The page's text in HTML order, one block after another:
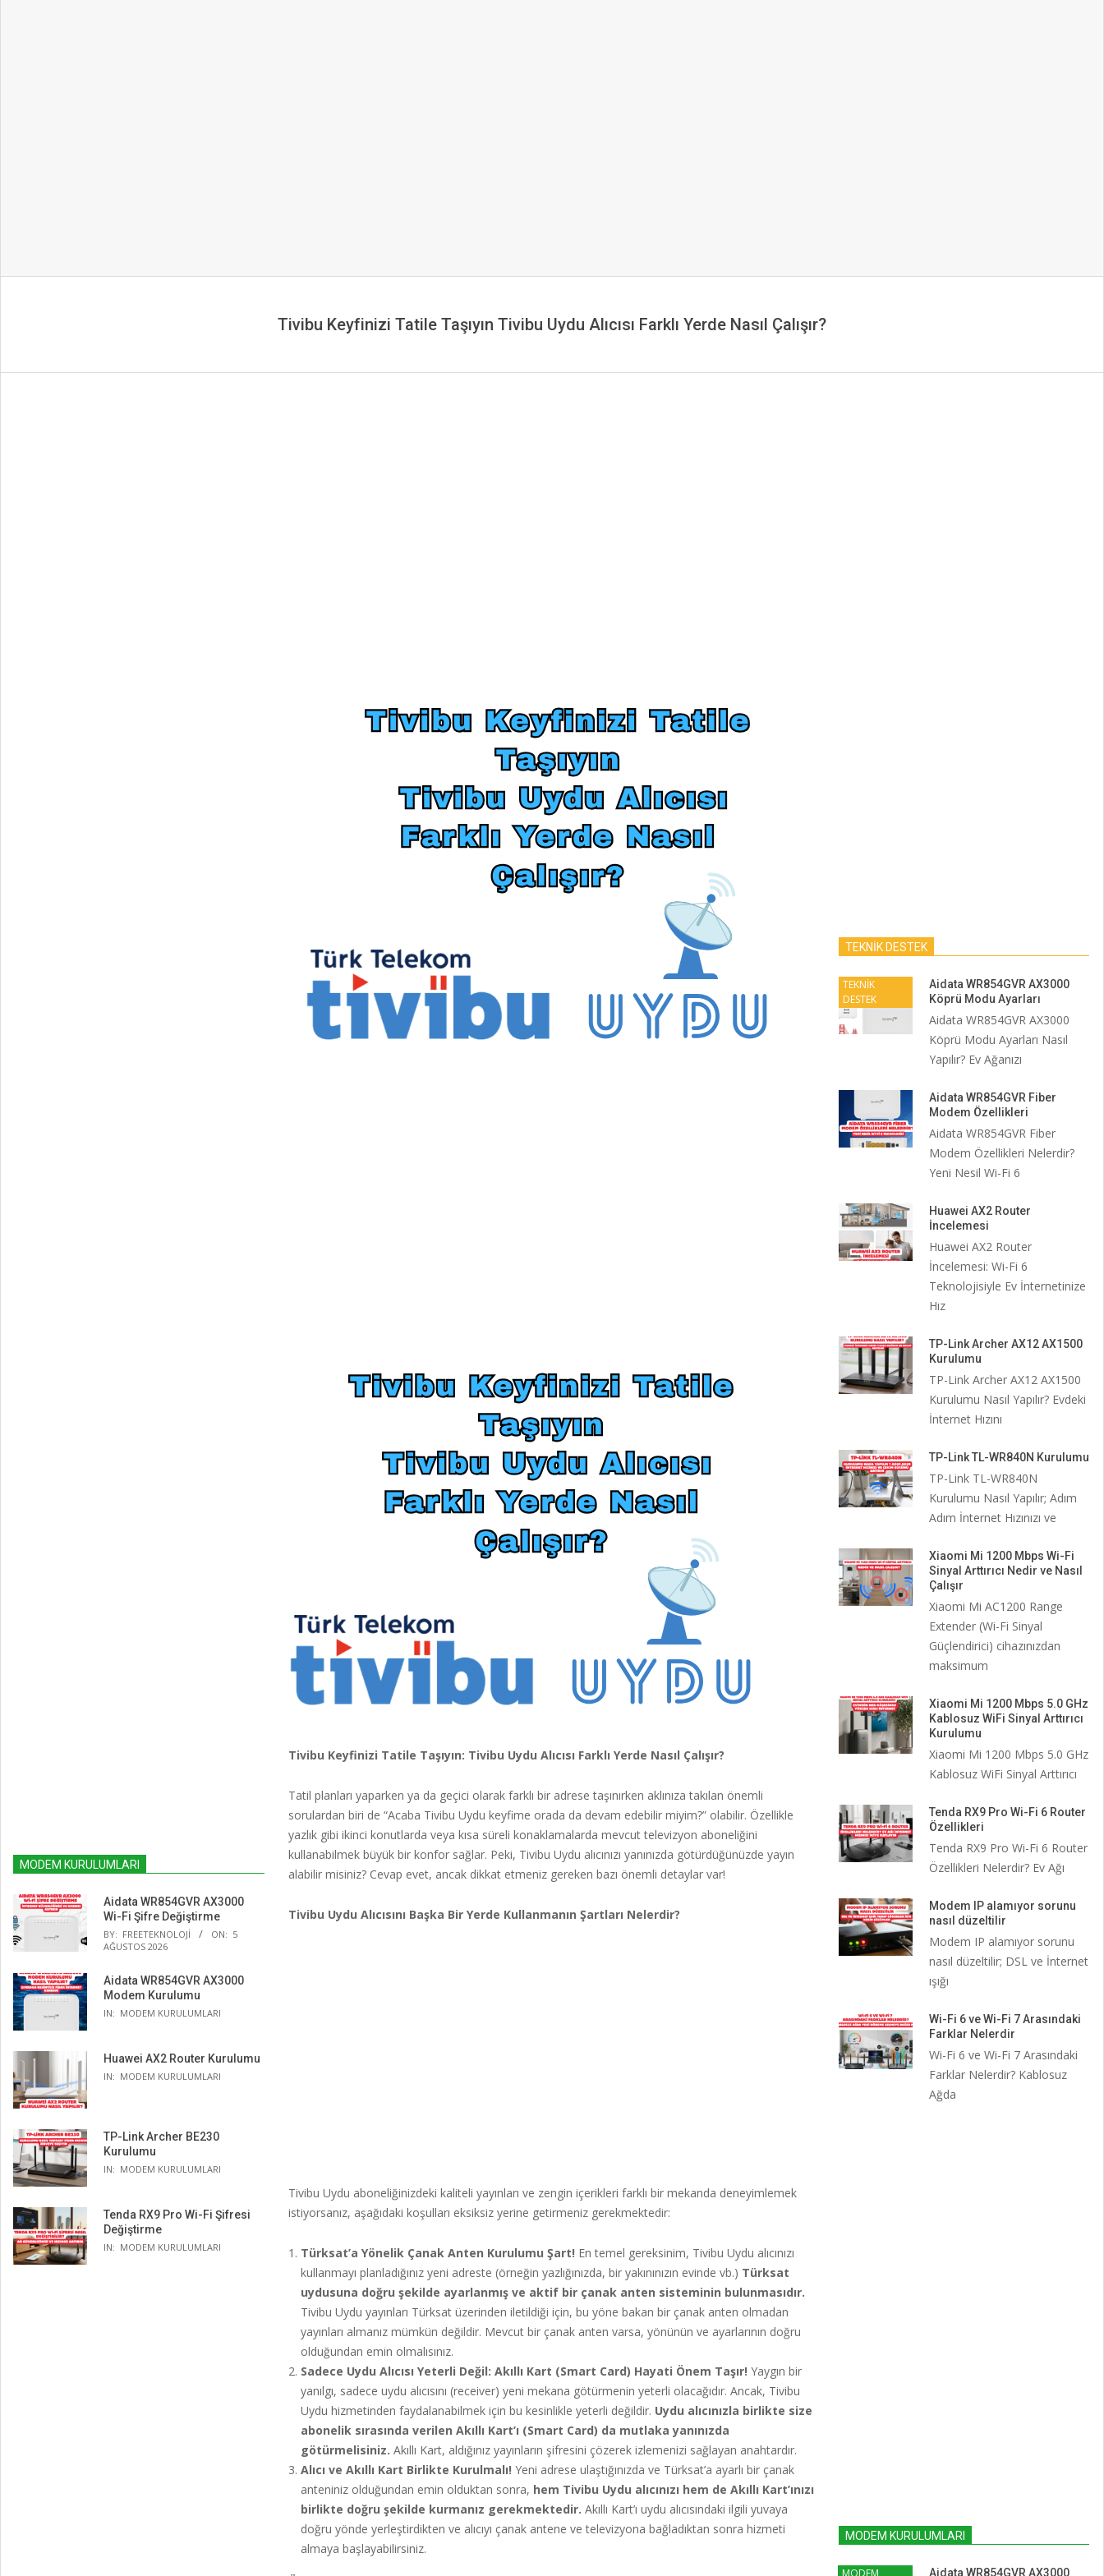
Tivibu Keyfinizi Tatile Taşıyın Tivibu Uydu Alıcısı Farklı Yerde Nasıl Çalışır?
Tivibu Keyfinizi Tatile Taşıyın: Tivibu Uydu Alıcısı Farklı Yerde Nasıl Çalışır?
Tatil planları yaparken ya da geçici olarak farklı bir adrese taşınırken aklınıza takılan önemli
sorulardan biri de “Acaba Tivibu Uydu keyfime orada da devam edebilir miyim?” olabilir. Özellikle
yazlık gibi ikinci konutlarda veya kısa süreli konaklamalarda mevcut televizyon aboneliğini
kullanabilmek büyük bir konfor sağlar. Peki, Tivibu Uydu alıcınızı yanınızda götürdüğünüzde yayın
alabilir misiniz? Cevap evet, ancak dikkat etmeniz gereken bazı önemli detaylar var!
Tivibu Uydu Alıcısını Başka Bir Yerde Kullanmanın Şartları Nelerdir?
Tivibu Uydu aboneliğinizdeki kaliteli yayınları ve zengin içerikleri farklı bir mekanda deneyimlemek
istiyorsanız, aşağıdaki koşulları eksiksiz yerine getirmeniz gerekmektedir:
Türksat’a Yönelik Çanak Anten Kurulumu Şart! En temel gereksinim, Tivibu Uydu alıcınızı
kullanmayı planladığınız yeni adreste (örneğin yazlığınızda, bir yakınınızın evinde vb.) Türksat
uydusuna doğru şekilde ayarlanmış ve aktif bir çanak anten sisteminin bulunmasıdır.
Tivibu Uydu yayınları Türksat üzerinden iletildiği için, bu yöne bakan bir çanak anten olmadan
yayınları almanız mümkün değildir. Mevcut bir çanak anten varsa, yönünün ve ayarlarının doğru
olduğundan emin olmalısınız.
Sadece Uydu Alıcısı Yeterli Değil: Akıllı Kart (Smart Card) Hayati Önem Taşır! Yaygın bir
yanılgı, sadece uydu alıcısını (receiver) yeni mekana götürmenin yeterli olacağıdır. Ancak, Tivibu
Uydu hizmetinden faydalanabilmek için bu kesinlikle yeterli değildir. Uydu alıcınızla birlikte size
abonelik sırasında verilen Akıllı Kart’ı (Smart Card) da mutlaka yanınızda
götürmelisiniz. Akıllı Kart, aldığınız yayınların şifresini çözerek izlemenizi sağlayan anahtardır.
Alıcı ve Akıllı Kart Birlikte Kurulmalı! Yeni adrese ulaştığınızda ve Türksat’a ayarlı bir çanak
anteniniz olduğundan emin olduktan sonra, hem Tivibu Uydu alıcınızı hem de Akıllı Kart’ınızı
birlikte doğru şekilde kurmanız gerekmektedir. Akıllı Kart’ı uydu alıcısındaki ilgili yuvaya
doğru yönde yerleştirdikten ve alıcıyı çanak antene ve televizyona bağladıktan sonra hizmeti
almaya başlayabilirsiniz.
MODEM KURULUMLARI
Aidata WR854GVR AX3000
Wi-Fi Şifre Değiştirme
BY: FREETEKNOLOJI ON: 5
AĞUSTOS 2026
Aidata WR854GVR AX3000
Modem Kurulumu
IN: MODEM KURULUMLARI
Huawei AX2 Router Kurulumu
IN: MODEM KURULUMLARI
TP-Link Archer BE230
Kurulumu
IN: MODEM KURULUMLARI
Tenda RX9 Pro Wi-Fi Şifresi
Değiştirme
IN: MODEM KURULUMLARI
TEKNİK DESTEK
TEKNİK
DESTEK
Aidata WR854GVR AX3000
Köprü Modu Ayarları
Aidata WR854GVR AX3000
Köprü Modu Ayarları Nasıl
Yapılır? Ev Ağanızı
Aidata WR854GVR Fiber
Modem Özellikleri
Aidata WR854GVR Fiber
Modem Özellikleri Nelerdir?
Yeni Nesil Wi-Fi 6
Huawei AX2 Router
İncelemesi
Huawei AX2 Router
İncelemesi: Wi-Fi 6
Teknolojisiyle Ev İnternetinize
Hız
TP-Link Archer AX12 AX1500
Kurulumu
TP-Link Archer AX12 AX1500
Kurulumu Nasıl Yapılır? Evdeki
İnternet Hızını
TP-Link TL-WR840N Kurulumu
TP-Link TL-WR840N
Kurulumu Nasıl Yapılır; Adım
Adım İnternet Hızınızı ve
Xiaomi Mi 1200 Mbps Wi-Fi
Sinyal Arttırıcı Nedir ve Nasıl
Çalışır
Xiaomi Mi AC1200 Range
Extender (Wi-Fi Sinyal
Güçlendirici) cihazınızdan
maksimum
Xiaomi Mi 1200 Mbps 5.0 GHz
Kablosuz WiFi Sinyal Arttırıcı
Kurulumu
Xiaomi Mi 1200 Mbps 5.0 GHz
Kablosuz WiFi Sinyal Arttırıcı
Tenda RX9 Pro Wi-Fi 6 Router
Özellikleri
Tenda RX9 Pro Wi-Fi 6 Router
Özellikleri Nelerdir? Ev Ağı
Modem IP alamıyor sorunu
nasıl düzeltilir
Modem IP alamıyor sorunu
nasıl düzeltilir; DSL ve İnternet
ışığı
Wi-Fi 6 ve Wi-Fi 7 Arasındaki
Farklar Nelerdir
Wi-Fi 6 ve Wi-Fi 7 Arasındaki
Farklar Nelerdir? Kablosuz
Ağda
MODEM KURULUMLARI
MODEM Aidata WR854GVR AX3000